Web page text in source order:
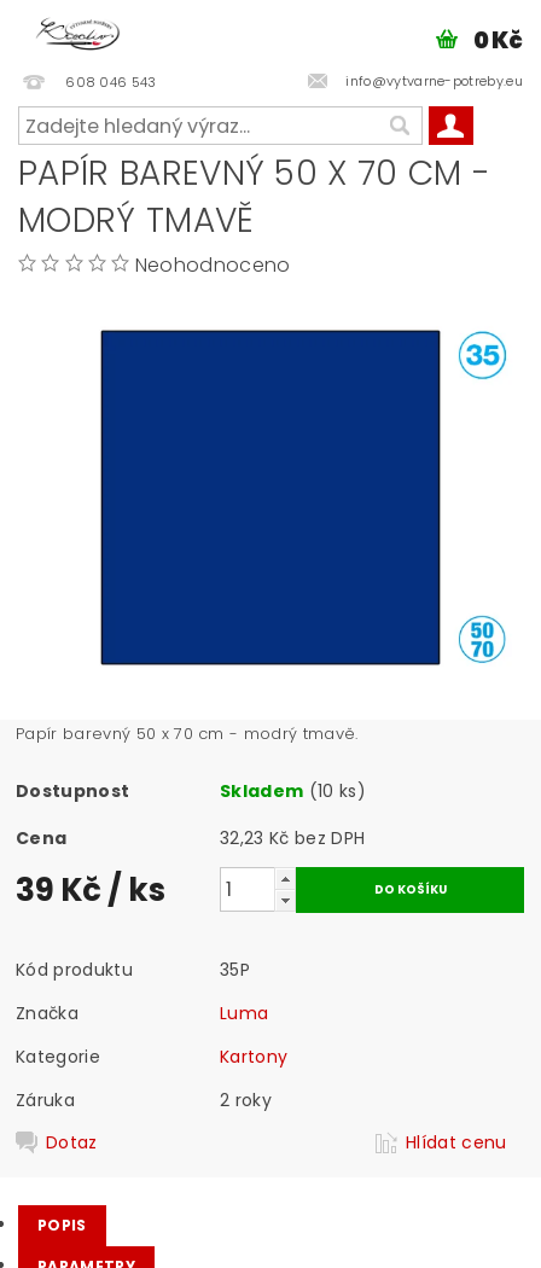
608 046 543 info@vytvarne-potreby.eu
0 Kč
PAPÍR BAREVNÝ 50 X 70 CM -
MODRÝ TMAVĚ
Neohodnoceno
Papír barevný 50 x 70 cm - modrý tmavě.
Dostupnost Skladem (10 ks)
Cena
32,23 Kč bez DPH
39 Kč/ ks
Kód produktu
35P
Značka
Luma
Kategorie
Kartony
Záruka
2 roky
Dotaz
Hlídat cenu
POPIS